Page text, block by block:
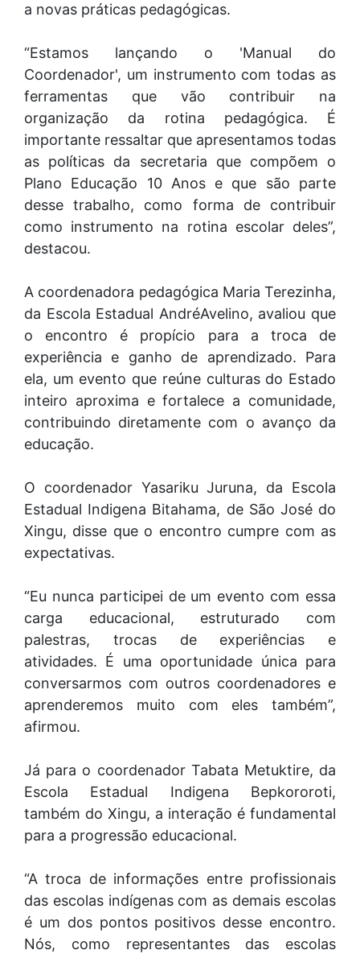
a novas práticas pedagógicas.
“Estamos lançando o 'Manual do
Coordenador', um instrumento com todas as
ferramentas que vão contribuir na
organização da rotina pedagógica. É
importante ressaltar que apresentamos todas
as políticas da secretaria que compõem o
Plano Educação 10 Anos e que são parte
desse trabalho, como forma de contribuir
como instrumento na rotina escolar deles”,
destacou.
A coordenadora pedagógica Maria Terezinha,
da Escola Estadual AndréAvelino, avaliou que
o encontro é propício para a troca de
experiência e ganho de aprendizado. Para
ela, um evento que reúne culturas do Estado
inteiro aproxima e fortalece a comunidade,
contribuindo diretamente com o avanço da
educação.
O coordenador Yasariku Juruna, da Escola
Estadual Indigena Bitahama, de São José do
Xingu, disse que o encontro cumpre com as
expectativas.
“Eu nunca participei de um evento com essa
carga educacional, estruturado com
palestras, trocas de experiências e
atividades. É uma oportunidade única para
conversarmos com outros coordenadores e
aprenderemos muito com eles também”,
afirmou.
Já para o coordenador Tabata Metuktire, da
Escola Estadual Indigena Bepkororoti,
também do Xingu, a interação é fundamental
para a progressão educacional.
“A troca de informações entre profissionais
das escolas indígenas com as demais escolas
é um dos pontos positivos desse encontro.
Nós, como representantes das escolas